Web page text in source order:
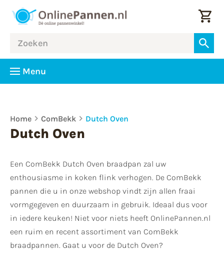
Menu
Home ComBekk Dutch Oven
Dutch Oven
Een ComBekk Dutch Oven braadpan zal uw
enthousiasme in koken flink verhogen. De ComBekk
pannen die u in onze webshop vindt zijn allen fraai
vormgegeven en duurzaam in gebruik. Ideaal dus voor
in iedere keuken! Niet voor niets heeft OnlinePannen.nl
een ruim en recent assortiment van ComBekk
braadpannen. Gaat u voor de Dutch Oven?